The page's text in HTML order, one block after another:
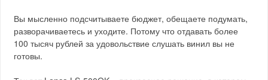
Вы мысленно подсчитываете бюджет, обещаете подумать,
разворачиваетесь и уходите. Потому что отдавать более
100 тысяч рублей за удовольствие слушать винил вы не
готовы.